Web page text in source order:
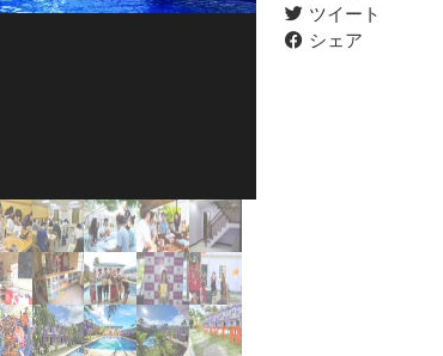
ツイート
シェア